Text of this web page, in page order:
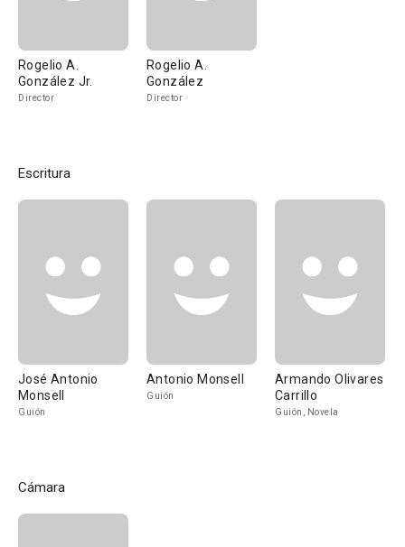
Rogelio A.
González Jr.
Director
Rogelio A.
González
Director
Escritura
José Antonio
Monsell
Guión
Antonio Monsell
Guión
Armando Olivares
Carrillo
Guión, Novela
Cámara